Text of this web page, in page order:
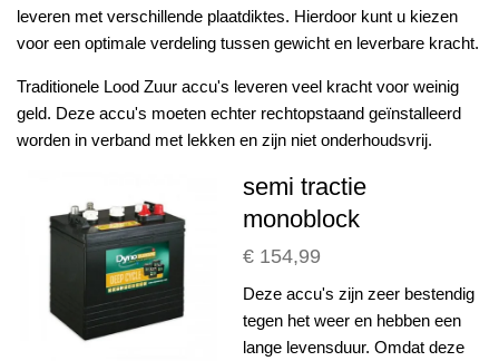
leveren met verschillende plaatdiktes. Hierdoor kunt u kiezen
voor een optimale verdeling tussen gewicht en leverbare kracht.
Traditionele Lood Zuur accu's leveren veel kracht voor weinig
geld. Deze accu's moeten echter rechtopstaand geïnstalleerd
worden in verband met lekken en zijn niet onderhoudsvrij.
semi tractie
monoblock
€ 154,99
Deze accu's zijn zeer bestendig
tegen het weer en hebben een
lange levensduur. Omdat deze